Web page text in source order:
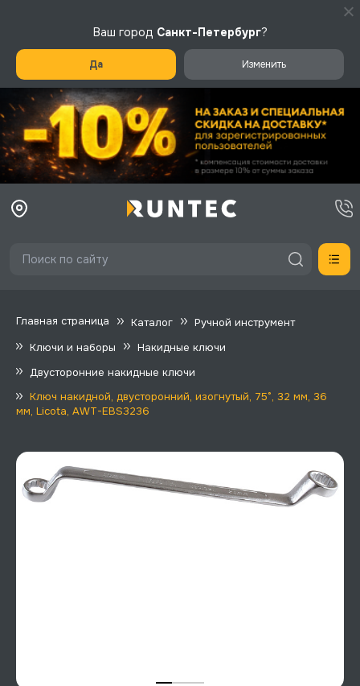
Ваш город Санкт-Петербург?
Да Изменить
Главная страница Каталог
Ручной инструмент
Ключи и наборы
Накидные ключи
Двусторонние накидные ключи
Ключ накидной, двусторонний, изогнутый, 75°, 32 мм, 36
мм, Licota, AWT-EBS3236